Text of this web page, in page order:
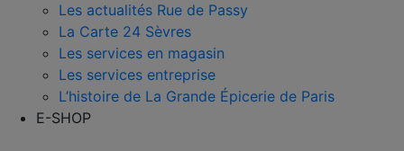
Les actualités Rue de Passy
La Carte 24 Sèvres
Les services en magasin
Les services entreprise
L’histoire de La Grande Épicerie de Paris
E-SHOP